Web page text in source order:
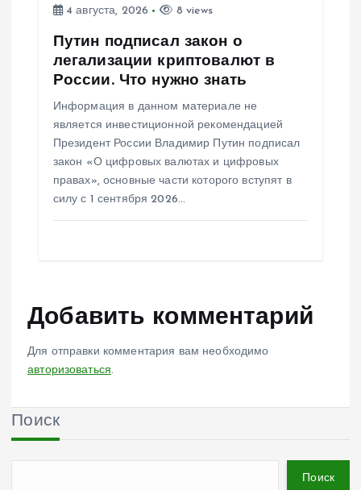
4 августа, 2026
8 views
Путин подписал закон о
легализации криптовалют в
России. Что нужно знать
Информация в данном материале не
является инвестиционной рекомендацией
Президент России Владимир Путин подписал
закон «О цифровых валютах и цифровых
правах», основные части которого вступят в
силу с 1 сентября 2026…
Добавить комментарий
Для отправки комментария вам необходимо
авторизоваться.
Поиск
Поиск